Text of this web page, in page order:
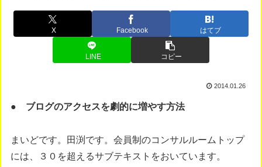
X Facebook はてブ
LINE コピー
2014.01.26
● ブログのアクセスを劇的に増やす方法
まいどです。田渕です。会員制のコンサルルームトップ
には、３０を超えるサブテキストをおいています。